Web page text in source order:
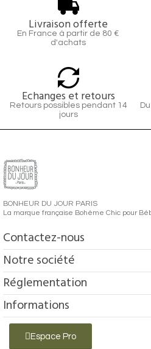
Livraison offerte
En France à partir de 80 €
d'achats
Echanges et retours
Retours possibles pendant 14
jours
BONHEUR DU JOUR PARIS
La marque française Bohème Chic pour
Contactez-nous
Notre société
Réglementation
Informations
Espace Pro